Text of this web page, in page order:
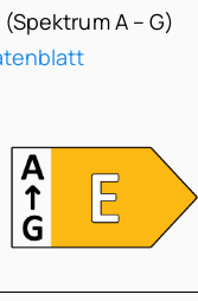
(Spektrum A – G)